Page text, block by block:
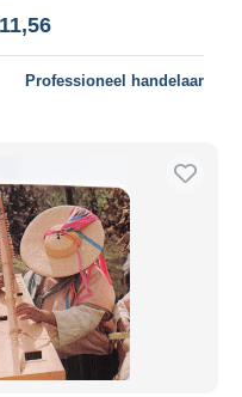
Professioneel handelaar